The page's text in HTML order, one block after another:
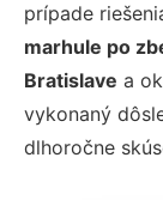
prípade
marhule po
Bratislave a
vykonaný
dlhoročne